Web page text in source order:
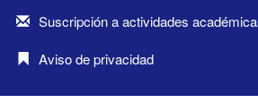
Suscripción a actividades
Aviso de privacidad